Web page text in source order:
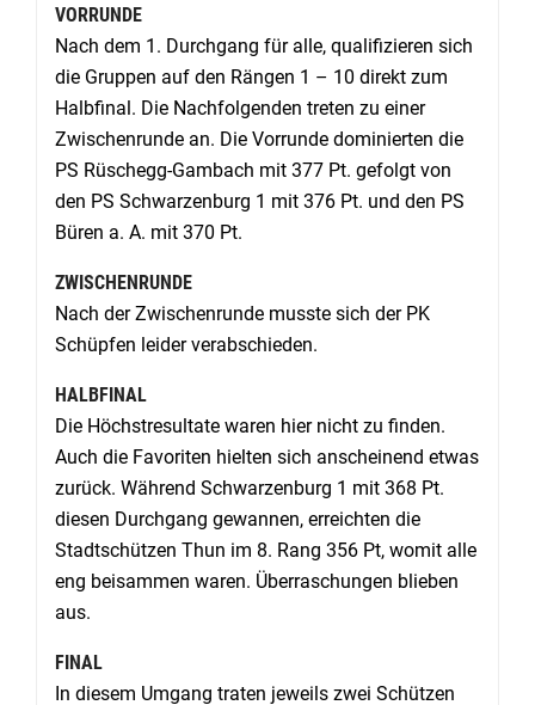
VORRUNDE
Nach dem 1. Durchgang für alle, qualifizieren sich
die Gruppen auf den Rängen 1 – 10 direkt zum
Halbfinal. Die Nachfolgenden treten zu einer
Zwischenrunde an. Die Vorrunde dominierten die
PS Rüschegg-Gambach mit 377 Pt. gefolgt von
den PS Schwarzenburg 1 mit 376 Pt. und den PS
Büren a. A. mit 370 Pt.
ZWISCHENRUNDE
Nach der Zwischenrunde musste sich der PK
Schüpfen leider verabschieden.
HALBFINAL
Die Höchstresultate waren hier nicht zu finden.
Auch die Favoriten hielten sich anscheinend etwas
zurück. Während Schwarzenburg 1 mit 368 Pt.
diesen Durchgang gewannen, erreichten die
Stadtschützen Thun im 8. Rang 356 Pt, womit alle
eng beisammen waren. Überraschungen blieben
aus.
FINAL
In diesem Umgang traten jeweils zwei Schützen